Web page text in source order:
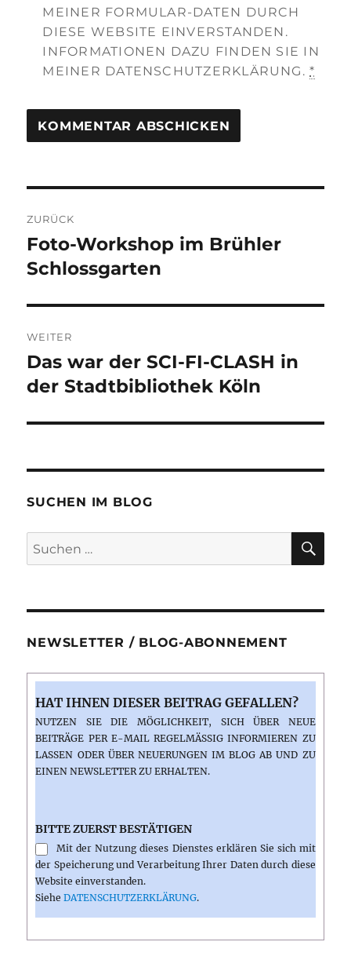
MEINER FORMULAR-DATEN DURCH
DIESE WEBSITE EINVERSTANDEN.
INFORMATIONEN DAZU FINDEN SIE IN
MEINER DATENSCHUTZERKLÄRUNG.*
ZURÜCK
Vorheriger
Beitrag:
Foto-Workshop im Brühler
Schlossgarten
WEITER
Nächster
Beitrag:
Das war der SCI-FI-CLASH in
der Stadtbibliothek Köln
SUCHEN IM BLOG
Suchen
nach:
NEWSLETTER / BLOG-ABONNEMENT
HAT IHNEN DIESER BEITRAG GEFALLEN?
NUTZEN SIE DIE MÖGLICHKEIT, SICH ÜBER NEUE
BEITRÄGE PER E-MAIL REGELMÄSSIG INFORMIEREN ZU L
ASSEN ODER ÜBER NEUERUNGEN IM BLOG AB UND ZU E
INEN NEWSLETTER ZU ERHALTEN.
BITTE ZUERST BESTÄTIGEN
Mit der Nutzung dieses Dienstes erklären Sie sich mit
der Speicherung und Verarbeitung Ihrer Daten durch diese
Website einverstanden.
SieheDATENSCHUTZERKLÄRUNG.